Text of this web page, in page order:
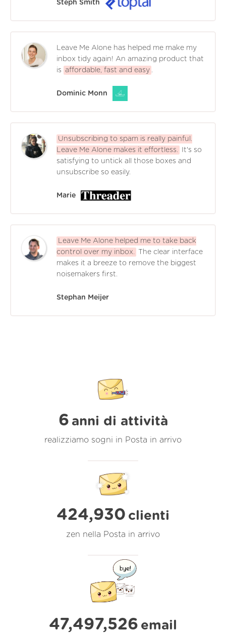
Steph Smith
Leave Me Alone has helped me make my
inbox tidy again! An amazing product that
is affordable, fast and easy .
Dominic Monn
Unsubscribing to spam is really painful.
Leave Me Alone makes it effortless.
It's so
satisfying to untick all those boxes and
unsubscribe so easily.
Marie
Leave Me Alone helped me to take back
control over my inbox.
The clear interface
makes it a breeze to remove the biggest
noisemakers first.
Stephan Meijer
6 anni di attività
realizziamo sogni in Posta in arrivo
424,930 clienti
zen nella Posta in arrivo
47,497,526 email